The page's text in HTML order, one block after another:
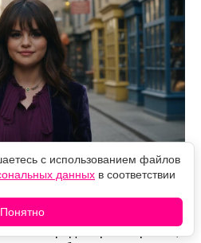
Legion-Media
Джастина Руссо и
с использованием файлов
данных в соответствии
Понятно